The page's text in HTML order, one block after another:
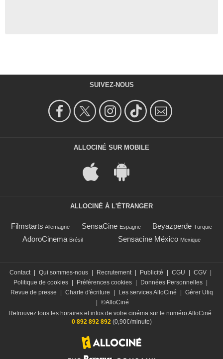
SUIVEZ-NOUS
ALLOCINÉ SUR MOBILE
ALLOCINÉ À L'ÉTRANGER
Filmstarts Allemagne SensaCine Espagne Beyazperde Turquie
AdoroCinema Brésil Sensacine México Mexique
Contact Qui sommes-nous Recrutement Publicité CGU CGV
Politique de cookies
Préférences cookies Données Personnelles
Revue de presse
Charte d'écriture Les services AlloCiné
Gérer Utiq
©AlloCiné
Retrouvez tous les horaires et infos de votre cinéma sur le numéro AlloCiné :
0 892 892 892(0,90€/minute)